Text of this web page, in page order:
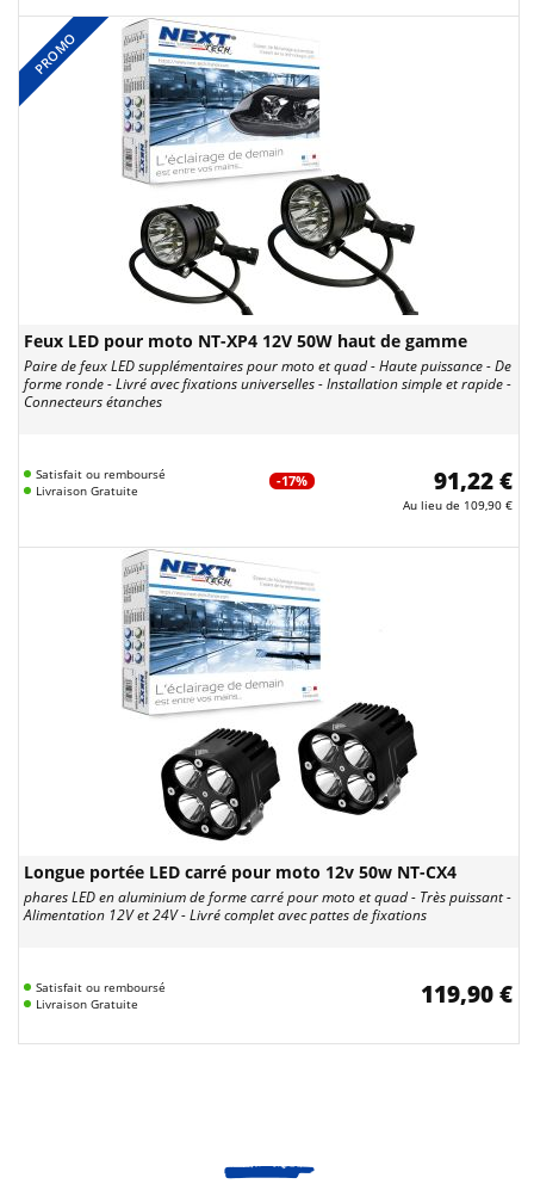
PROMO
Feux LED pour moto NT-XP4 12V 50W haut de gamme
Paire de feux LED supplémentaires pour moto et quad - Haute puissance - De
forme ronde - Livré avec fixations universelles - Installation simple et rapide -
Connecteurs étanches
Satisfait ou remboursé
Livraison Gratuite
-17% 91,22 €
Au lieu de 109,90 €
Longue portée LED carré pour moto 12v 50w NT-CX4
phares LED en aluminium de forme carré pour moto et quad - Très puissant -
Alimentation 12V et 24V - Livré complet avec pattes de fixations
Satisfait ou remboursé
Livraison Gratuite
119,90 €